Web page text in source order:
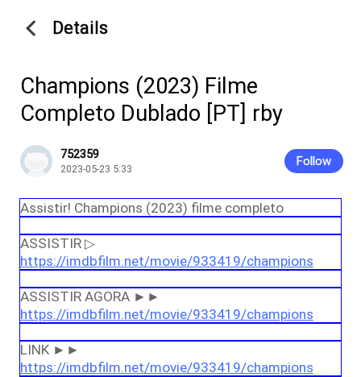
Details
Champions (2023) Filme
Completo Dublado [PT] rby
752359
2023-05-23 5:33
Follow
Assistir! Champions (2023) filme completo
ASSISTIR ▷
https://imdbfilm.net/movie/933419/champions
ASSISTIR AGORA ►►
https://imdbfilm.net/movie/933419/champions
LINK ►►
https://imdbfilm.net/movie/933419/champions